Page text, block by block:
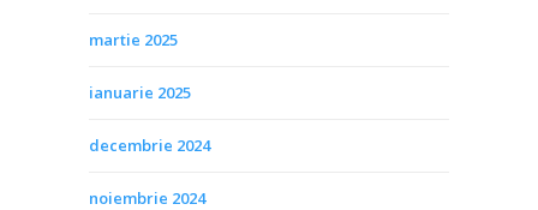
martie 2025
ianuarie 2025
decembrie 2024
noiembrie 2024